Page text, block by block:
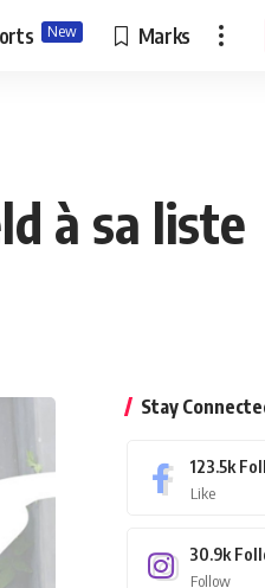
New Marks
à sa liste
Stay
123.5k
Like
30.9k
Follow